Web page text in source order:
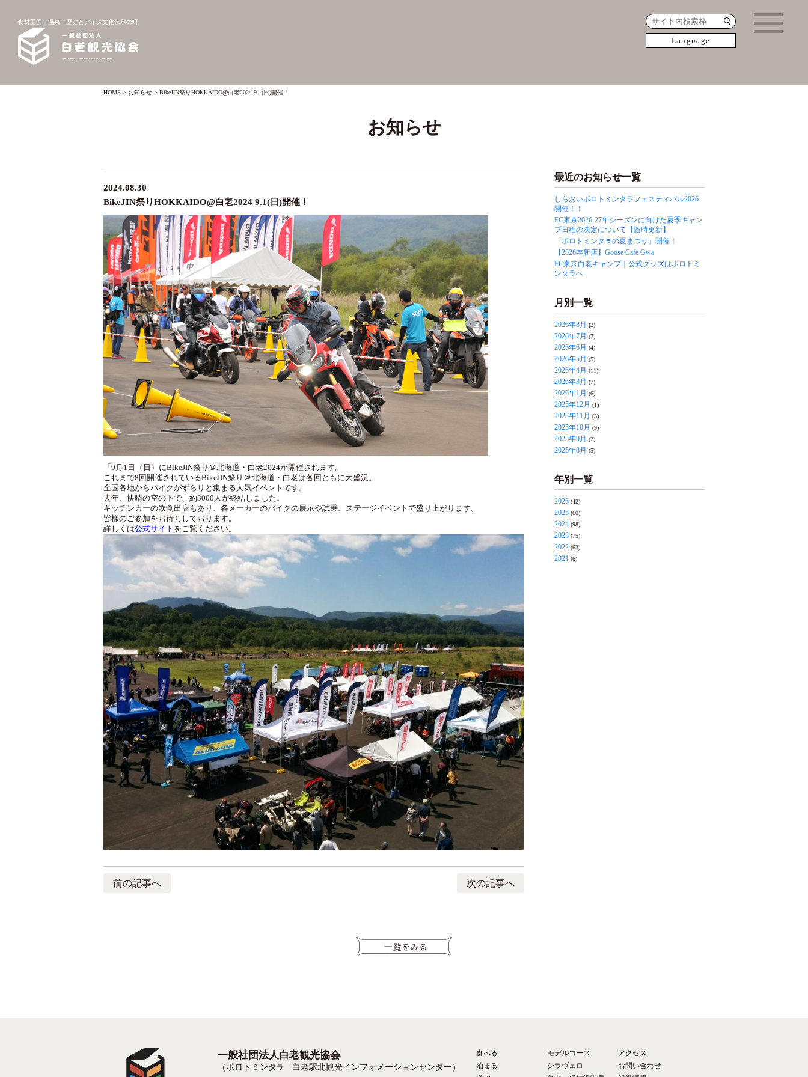
Language
食材王国・温泉・歴史とアイヌ文化伝承の町
HOME > お知らせ > BikeJIN祭りHOKKAIDO@白老2024 9.1(日)開催！
お知らせ
2024.08.30
BikeJIN祭りHOKKAIDO@白老2024 9.1(日)開催！
「9月1日（日）にBikeJIN祭り＠北海道・白老2024が開催されます。
これまで8回開催されているBikeJIN祭り＠北海道・白老は各回ともに大盛況。
全国各地からバイクがずらりと集まる人気イベントです。
去年、快晴の空の下で、約3000人が終結しました。
キッチンカーの飲食出店もあり、各メーカーのバイクの展示や試乗、ステージイベントで盛り上がります。
皆様のご参加をお待ちしております。
詳しくは公式サイト をご覧ください。
前の記事へ 次の記事へ
最近のお知らせ一覧
しらおいポロトミンタラフェスティバル2026
開催！！
FC東京2026-27年シーズンに向けた夏季キャン
プ日程の決定について【随時更新】
「ポロトミンタㇻの夏まつり」開催！
【2026年新店】Goose Cafe Gwa
FC東京白老キャンプ｜公式グッズはポロトミ
ンタラへ
月別一覧
2026年8月 (2)
2026年7月 (7)
2026年6月 (4)
2026年5月 (5)
2026年4月 (11)
2026年3月 (7)
2026年1月 (6)
2025年12月 (1)
2025年11月 (3)
2025年10月 (9)
2025年9月 (2)
2025年8月 (5)
年別一覧
2026 (42)
2025 (60)
2024 (98)
2023 (75)
2022 (63)
2021 (6)
一般社団法人白老観光協会
（ポロトミンタ ラ 白老駅北観光インフォメーションセンター）
食べる
泊まる
モデルコース
シラヴェロ
アクセス
お問い合わせ